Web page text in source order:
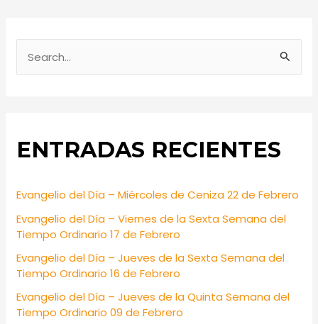
c
r
:
ENTRADAS RECIENTES
Evangelio del Día – Miércoles de Ceniza 22 de Febrero
Evangelio del Día – Viernes de la Sexta Semana del
Tiempo Ordinario 17 de Febrero
Evangelio del Día – Jueves de la Sexta Semana del
Tiempo Ordinario 16 de Febrero
Evangelio del Día – Jueves de la Quinta Semana del
Tiempo Ordinario 09 de Febrero